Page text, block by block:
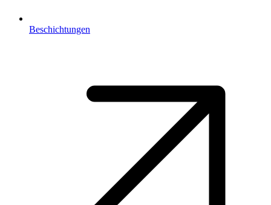
Beschichtungen